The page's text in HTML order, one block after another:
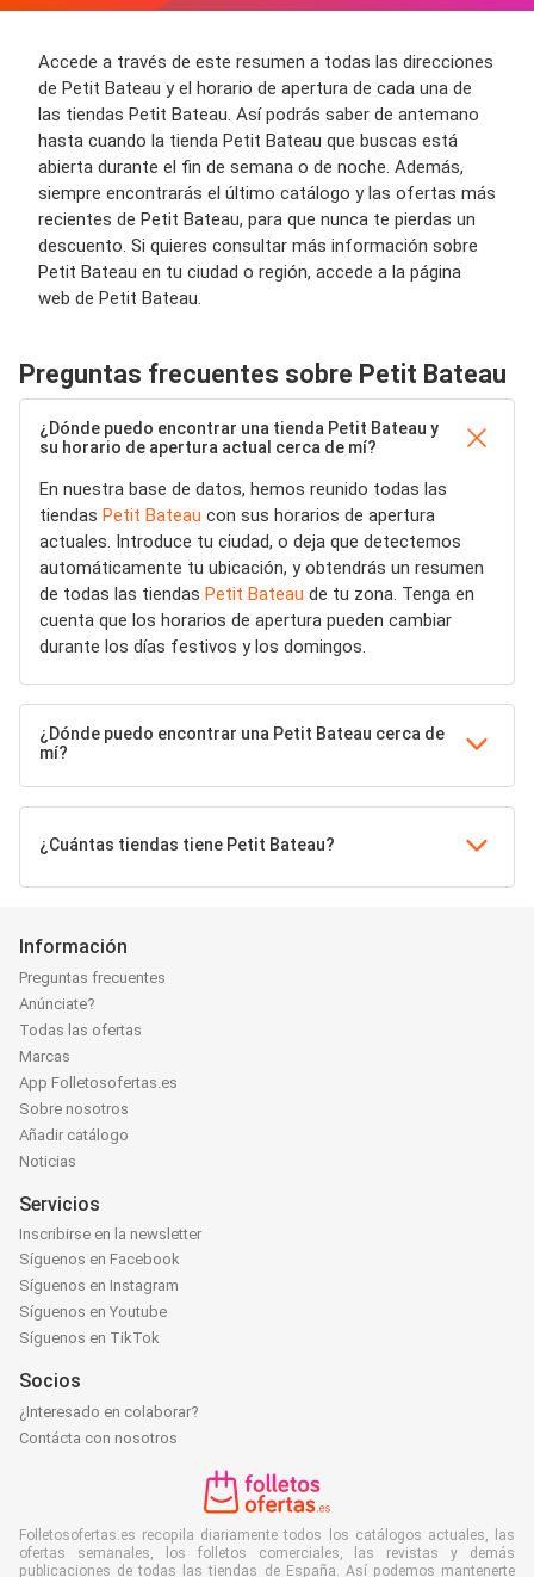
Accede a través de este resumen a todas las direcciones
de Petit Bateau y el horario de apertura de cada una de
las tiendas Petit Bateau. Así podrás saber de antemano
hasta cuando la tienda Petit Bateau que buscas está
abierta durante el fin de semana o de noche. Además,
siempre encontrarás el último catálogo y las ofertas más
recientes de Petit Bateau, para que nunca te pierdas un
descuento. Si quieres consultar más información sobre
Petit Bateau en tu ciudad o región, accede a la página
web de Petit Bateau.
Preguntas frecuentes sobre Petit Bateau
¿Dónde puedo encontrar una tienda Petit Bateau y
su horario de apertura actual cerca de mí?
En nuestra base de datos, hemos reunido todas las
tiendas Petit Bateau con sus horarios de apertura
actuales. Introduce tu ciudad, o deja que detectemos
automáticamente tu ubicación, y obtendrás un resumen
de todas las tiendas Petit Bateau de tu zona. Tenga en
cuenta que los horarios de apertura pueden cambiar
durante los días festivos y los domingos.
¿Dónde puedo encontrar una Petit Bateau cerca de
mí?
¿Cuántas tiendas tiene Petit Bateau?
Información
Preguntas frecuentes
Anúnciate?
Todas las ofertas
Marcas
App Folletosofertas.es
Sobre nosotros
Añadir catálogo
Noticias
Servicios
Inscribirse en la newsletter
Síguenos en Facebook
Síguenos en Instagram
Síguenos en Youtube
Síguenos en TikTok
Socios
¿Interesado en colaborar?
Contácta con nosotros
Folletosofertas.es recopila diariamente todos los catálogos actuales, las
ofertas semanales, los folletos comerciales, las revistas y demás
publicaciones de todas las tiendas de España. Así podemos mantenerte